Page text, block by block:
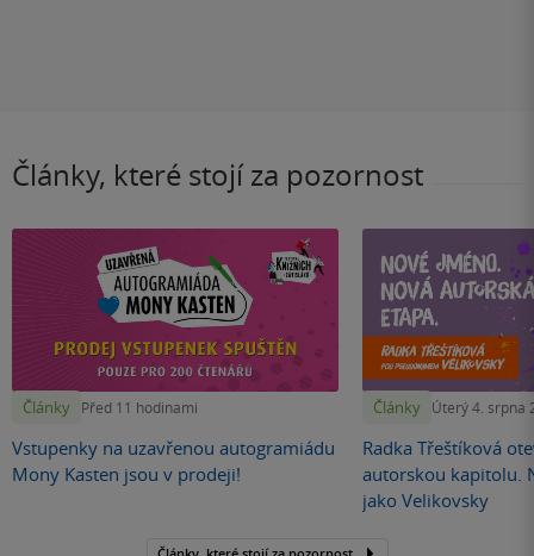
Články, které stojí za pozornost
Články Před 11 hodinami
Vstupenky na uzavřenou autogramiádu
Mony Kasten jsou v prodeji!
Články Úterý 4. srpna
Radka Třeštíková
autorskou kapitolu.
jako Velikovsky